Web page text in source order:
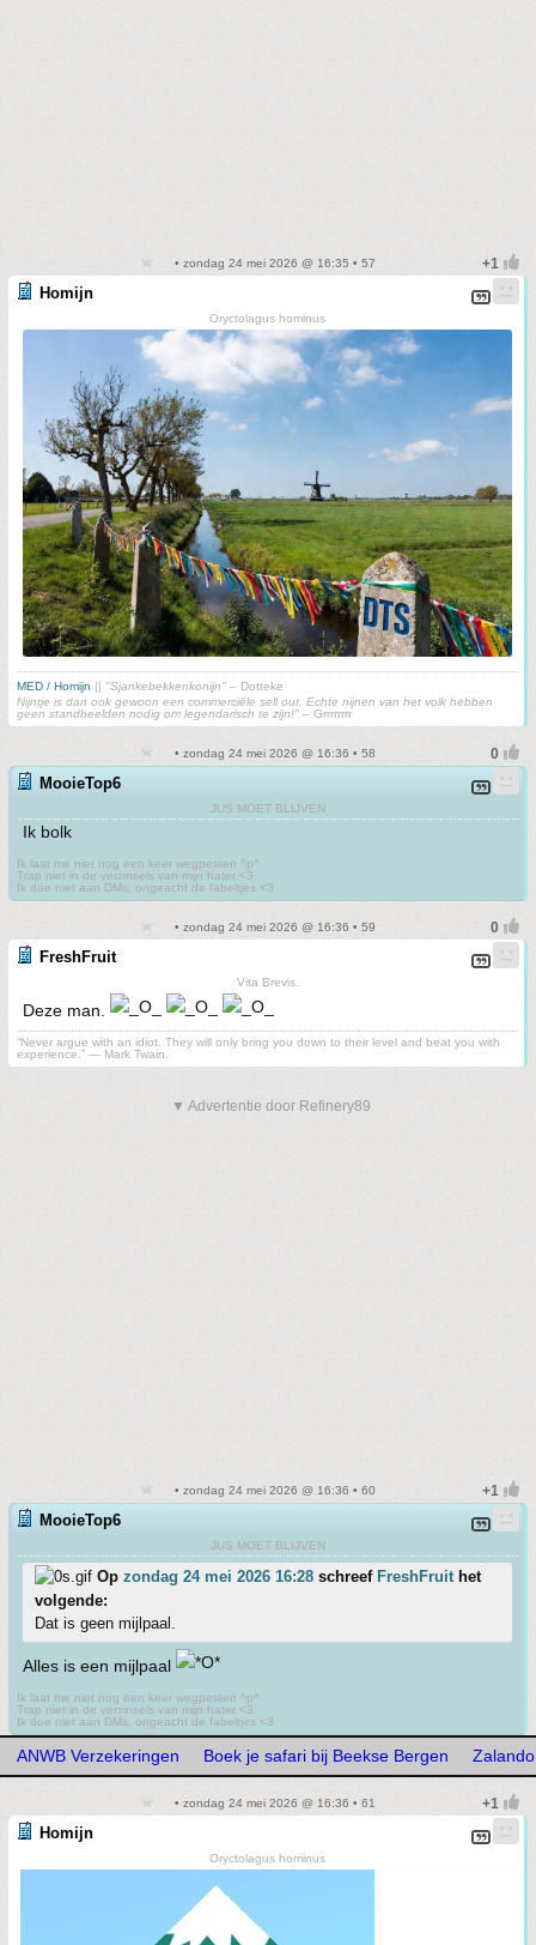
• zondag 24 mei 2026 @ 16:35 • 57
Homijn
Oryctolagus hominus
MED / Homijn || "Sjankebekkenkonijn" – Dotteke
Nijntje is dan ook gewoon een commerciële sell out. Echte nijnen van het volk hebben
geen standbeelden nodig om legendarisch te zijn!" – Grrrrrrrr
• zondag 24 mei 2026 @ 16:36 • 58
MooieTop6
JUS MOET BLIJVEN
Ik bolk
Ik laat me niet nog een keer wegpesten ^p^
Trap niet in de verzinsels van mijn hater <3
Ik doe niet aan DMs, ongeacht de fabeltjes <3
• zondag 24 mei 2026 @ 16:36 • 59
FreshFruit
Vita Brevis.
Deze man.
“Never argue with an idiot. They will only bring you down to their level and beat you with
experience.” ― Mark Twain.
▼ Advertentie door Refinery89
• zondag 24 mei 2026 @ 16:36 • 60
MooieTop6
JUS MOET BLIJVEN
Op zondag 24 mei 2026 16:28 schreef FreshFruit het
volgende:
Dat is geen mijlpaal.
Alles is een mijlpaal
Ik laat me niet nog een keer wegpesten ^p^
Trap niet in de verzinsels van mijn hater <3
Ik doe niet aan DMs, ongeacht de fabeltjes <3
ANWB Verzekeringen Boek je safari bij Beekse Bergen
• zondag 24 mei 2026 @ 16:36 • 61
Homijn
Oryctolagus hominus